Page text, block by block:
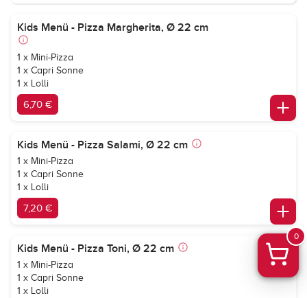
Kids Menü - Pizza Margherita, Ø 22 cm
1 x Mini-Pizza
1 x Capri Sonne
1 x Lolli
6,70 €
Kids Menü - Pizza Salami, Ø 22 cm
1 x Mini-Pizza
1 x Capri Sonne
1 x Lolli
7,20 €
Kids Menü - Pizza Toni, Ø 22 cm
1 x Mini-Pizza
1 x Capri Sonne
1 x Lolli
0